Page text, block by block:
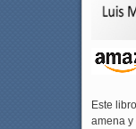
Este
amena y